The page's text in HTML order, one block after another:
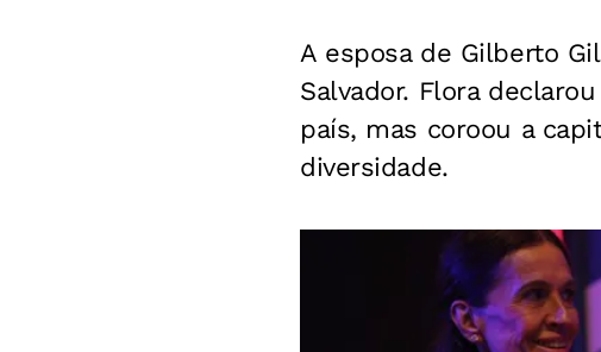
A esposa de Gilberto
Salvador. Flora
país, mas coroou a
diversidade.